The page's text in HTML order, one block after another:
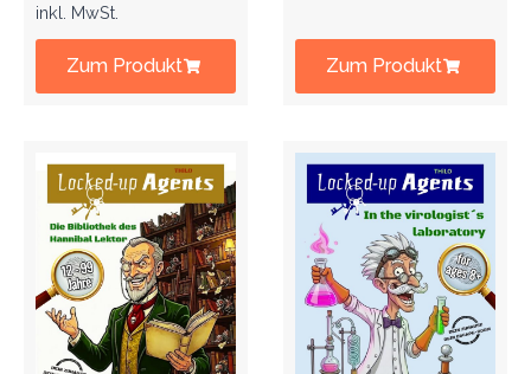
inkl. MwSt.
Zum Produkt Zum Produkt